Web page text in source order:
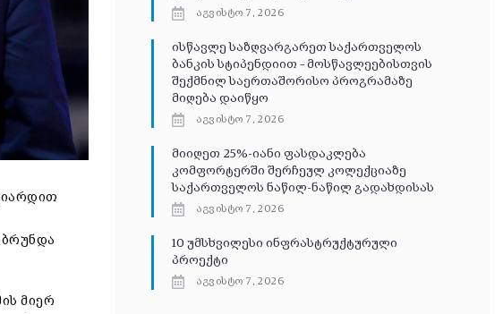
მიერ
აგვისტო 7, 2026
ისწავლე საზღვარგარეთ საქართველოს
ბანკის სტიპენდიით – მოსწავლეებისთვის
შექმნილ საერთაშორისო პროგრამაზე
მიღება დაიწყო
აგვისტო 7, 2026
მიიღეთ 25%-იანი ფასდაკლება
კომფორტერში შერჩეულ კოლექციაზე
საქართველოს ნაწილ-ნაწილ გადახდისას
აგვისტო 7, 2026
10 უმსხვილესი ინფრასტრუქტურული
პროექტი
აგვისტო 7, 2026